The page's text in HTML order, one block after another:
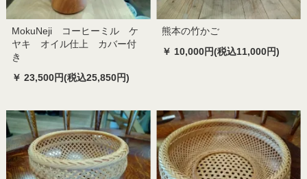
MokuNeji コーヒーミル ケ
ヤキ オイル仕上 カバー付
き
￥ 23,500円(税込25,850円)
熊本の竹かご
￥ 10,000円(税込11,000円)